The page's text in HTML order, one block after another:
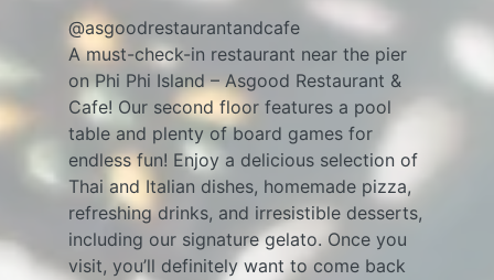
@asgoodrestaurantandcafe
A must-check-in restaurant near the pier
on Phi Phi Island – Asgood Restaurant &
Cafe! Our second floor features a pool
table and plenty of board games for
endless fun! Enjoy a delicious selection of
Thai and Italian dishes, homemade pizza,
refreshing drinks, and irresistible desserts,
including our signature gelato. Once you
visit, you’ll definitely want to come back